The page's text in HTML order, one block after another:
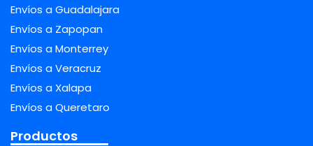
Envíos a Guadalajara
Envíos a Zapopan
Envíos a Monterrey
Envíos a Veracruz
Envíos a Xalapa
Envíos a Queretaro
Productos